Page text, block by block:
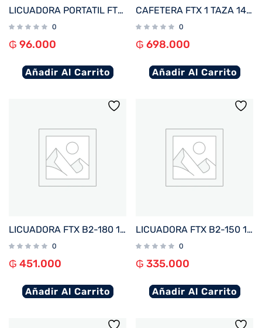
LICUADORA PORTATIL FTX 25W RECARGABLE 3 FUNCIONES VERDE PB-GR
0
₲ 96.000
Añadir Al Carrito
CAFETERA FTX 1 TAZA 1400W 220V ESPRES/CAPP/NPS/DG/20BAR NEGRO C2-07
0
₲ 698.000
Añadir Al Carrito
LICUADORA FTX B2-180 1.8L 1200W 220V JARRA VIDRIO ACERO INOXIDABLE
0
₲ 451.000
Añadir Al Carrito
LICUADORA FTX B2-150 1.5L 1000W 220V JARRA VIDRIO ACERO INOXIDABLE
0
₲ 335.000
Añadir Al Carrito